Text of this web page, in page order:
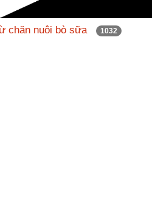
chăn nuôi bò sữa 1032